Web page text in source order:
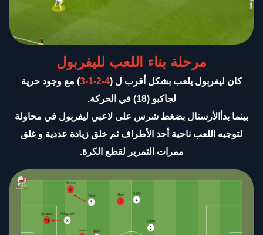
مرحلة بناء اللعب لليفربول
كان ليفربول يلعب بشكل أقرب ل (4-2-1-3
) مع وجود حرية
لجاكبو (18) في الحركة.
بينما بدأالأرسنال بضغط شرس على لاعبي ليفربول في محاولة
لتوجيه اللعب ناحية أحد الأطراف ثم خلق زيادة عددية و غلق
ممرات التمرير لقطع الكرة.